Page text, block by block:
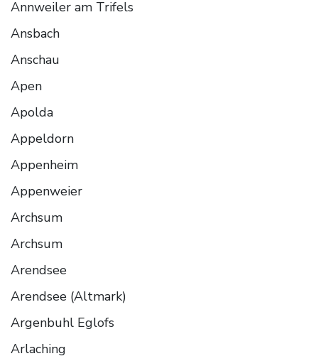
Annweiler am Trifels
Ansbach
Anschau
Apen
Apolda
Appeldorn
Appenheim
Appenweier
Archsum
Archsum
Arendsee
Arendsee (Altmark)
Argenbuhl Eglofs
Arlaching